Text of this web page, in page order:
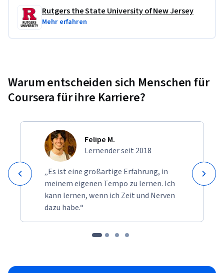
Rutgers the State University of New Jersey
Mehr erfahren
Warum entscheiden sich Menschen für
Coursera für ihre Karriere?
Felipe M.
Lernender seit 2018
„Es ist eine großartige Erfahrung, in
meinem eigenen Tempo zu lernen. Ich
kann lernen, wenn ich Zeit und Nerven
dazu habe.“